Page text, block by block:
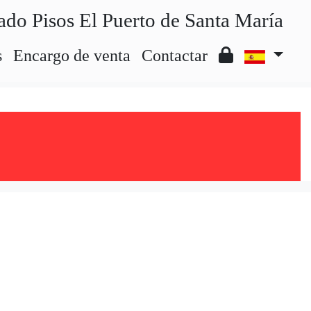
Pisos El Puerto de Santa María
Encargo de venta Contactar